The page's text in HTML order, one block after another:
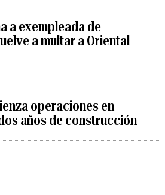
a exempleada de
a multar a Oriental
operaciones en
años de construcción